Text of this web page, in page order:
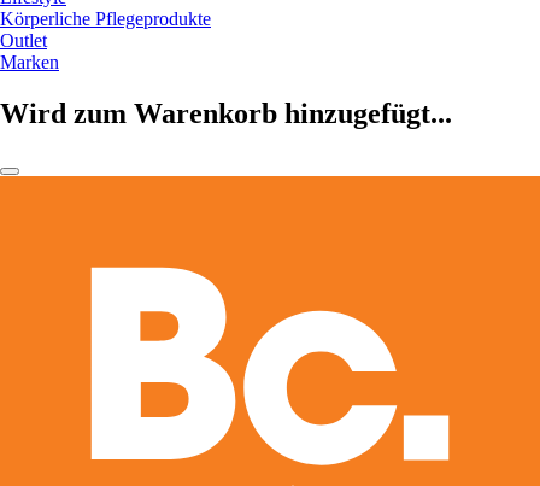
Körperliche Pflegeprodukte
Outlet
Marken
Wird zum Warenkorb hinzugefügt...